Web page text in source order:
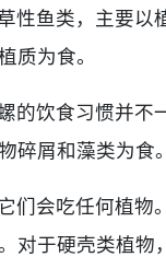
性鱼类，主要以
质为食。
的饮食习惯并不
碎屑和藻类为食。
们会吃任何植物
对于硬壳类植物